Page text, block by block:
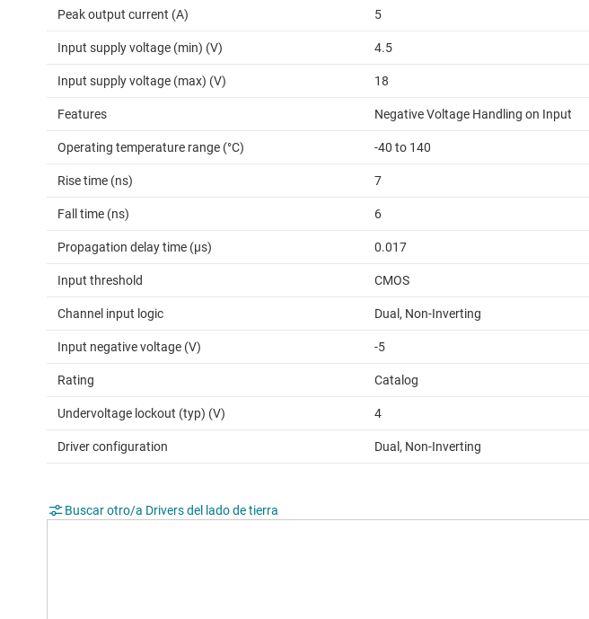
Peak output current (A) 5
Input supply voltage (min) (V) 4.5
Input supply voltage (max) (V) 18
Features Negative Voltage Handling on Input
Operating temperature range (°C) -40 to 140
Rise time (ns) 7
Fall time (ns) 6
Propagation delay time (µs) 0.017
Input threshold CMOS
Channel input logic Dual, Non-Inverting
Input negative voltage (V) -5
Rating Catalog
Undervoltage lockout (typ) (V) 4
Driver configuration Dual, Non-Inverting
Buscar otro/a Drivers del lado de tierra